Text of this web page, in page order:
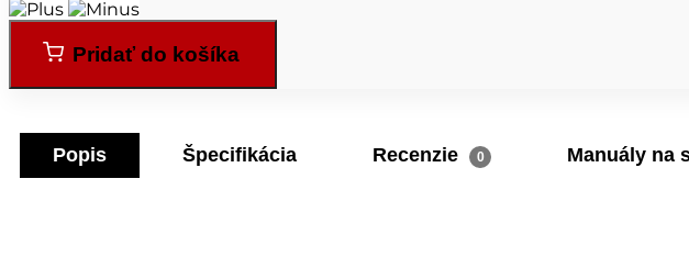
Pridať do košíka
Popis Špecifikácia Recenzie 0 Manuály na